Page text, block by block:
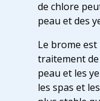
de chlore
peau et des
Le brome
traitement
peau et les
les spas et